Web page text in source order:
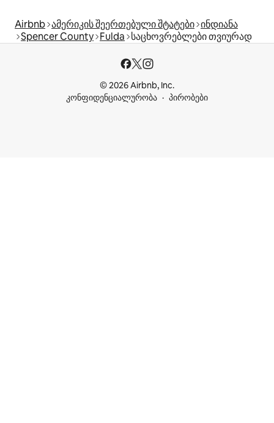
Airbnb ამერიკის შეერთებული შტატები ინდიანა
Spencer County Fulda საცხოვრებლები თვიურად
© 2026 Airbnb, Inc.
კონფიდენციალურობა
პირობები